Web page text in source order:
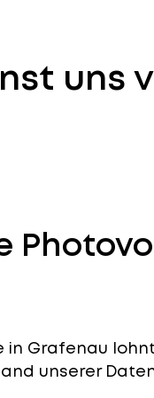
uns
Grafenau
unserer